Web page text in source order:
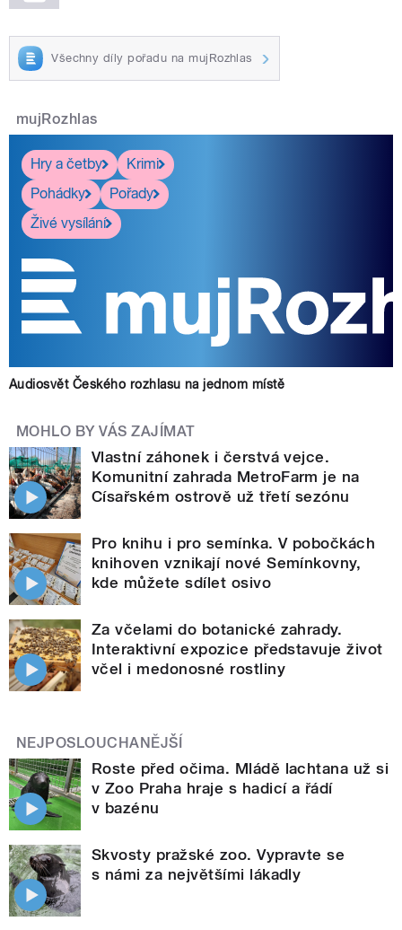
Všechny díly pořadu na mujRozhlas
mujRozhlas
Hry a četby
Krimi
Pohádky
Pořady
Živé vysílání
Audiosvět Českého rozhlasu na jednom místě
MOHLO BY VÁS ZAJÍMAT
Vlastní záhonek i čerstvá vejce.
Komunitní zahrada MetroFarm je na
Císařském ostrově už třetí sezónu
Pro knihu i pro semínka. V pobočkách
knihoven vznikají nové Semínkovny,
kde můžete sdílet osivo
Za včelami do botanické zahrady.
Interaktivní expozice představuje život
včel i medonosné rostliny
NEJPOSLOUCHANĚJŠÍ
Roste před očima. Mládě lachtana už si
v Zoo Praha hraje s hadicí a řádí
v bazénu
Skvosty pražské zoo. Vypravte se
s námi za největšími lákadly